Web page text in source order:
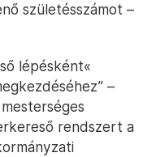
születésszámot –
lépésként«
–
rendszert a